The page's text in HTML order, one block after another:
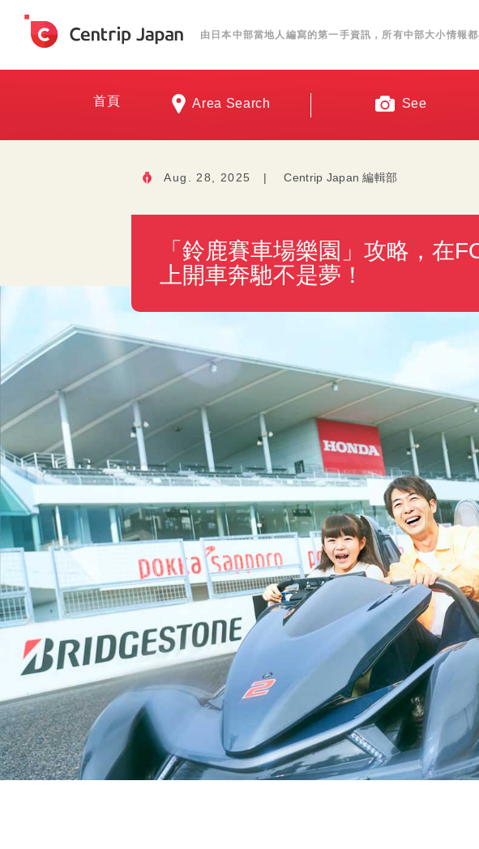
由日本中部當地人編寫的第一手資訊，所有中部大小情報都
首頁 Area Search See
Aug. 28, 2025 | Centrip Japan 編輯部
「鈴鹿賽車場樂園」攻略，在
上開車奔馳不是夢！